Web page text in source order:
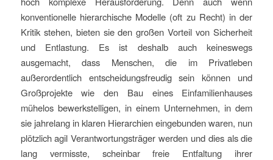
konventionelle hierarchische Modelle (oft zu Recht) in der
Kritik stehen, bieten sie den großen Vorteil von Sicherheit
und Entlastung. Es ist deshalb auch keineswegs
ausgemacht, dass Menschen, die im Privatleben
außerordentlich entscheidungsfreudig sein können und
Großprojekte wie den Bau eines Einfamilienhauses
mühelos bewerkstelligen, in einem Unternehmen, in dem
sie jahrelang in klaren Hierarchien eingebunden waren, nun
plötzlich agil Verantwortungsträger werden und dies als die
lang vermisste, scheinbar freie Entfaltung ihrer